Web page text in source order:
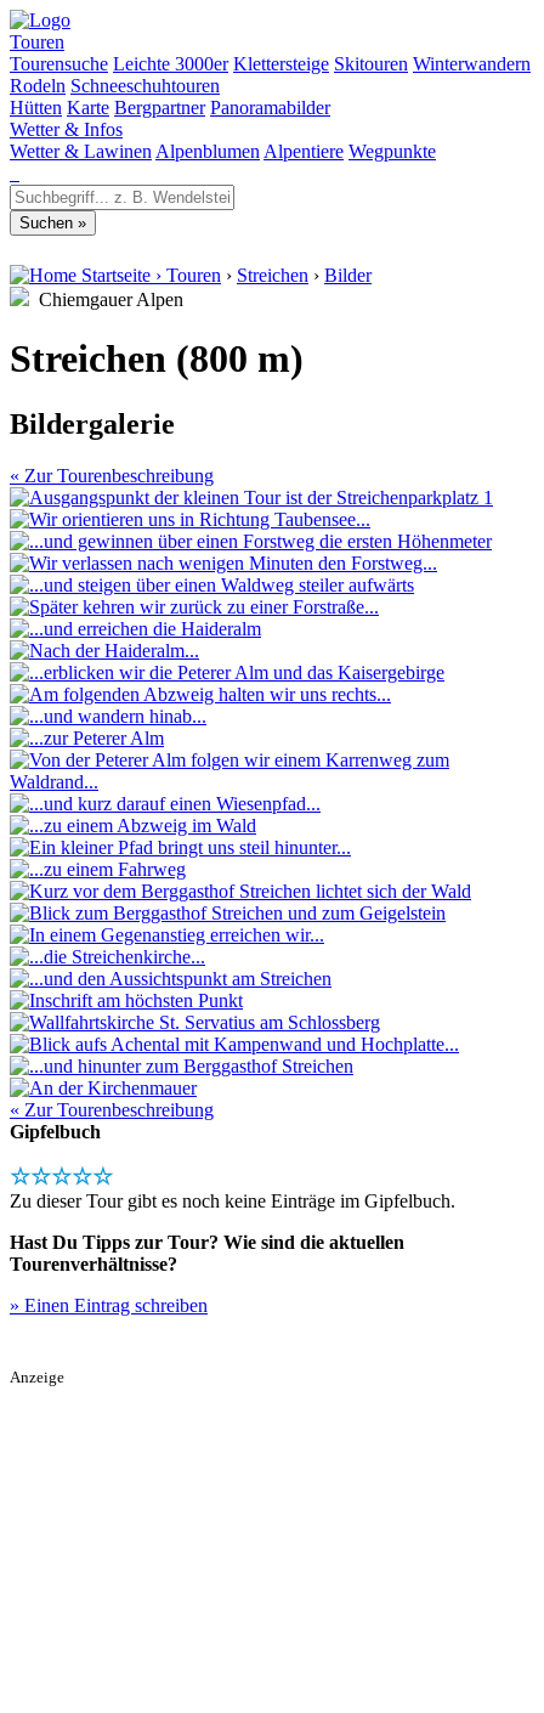
Touren
Tourensuche Leichte 3000er Klettersteige Skitouren Winterwandern
Rodeln Schneeschuhtouren
Hütten Karte Bergpartner Panoramabilder
Wetter & Infos
Wetter & Lawinen Alpenblumen Alpentiere Wegpunkte
Startseite › Touren › Streichen › Bilder
Chiemgauer Alpen
Streichen (800 m)
Bildergalerie
« Zur Tourenbeschreibung
« Zur Tourenbeschreibung
Gipfelbuch
☆☆☆☆☆
Zu dieser Tour gibt es noch keine Einträge im Gipfelbuch.
Hast Du Tipps zur Tour? Wie sind die aktuellen
Tourenverhältnisse?
» Einen Eintrag schreiben
Anzeige